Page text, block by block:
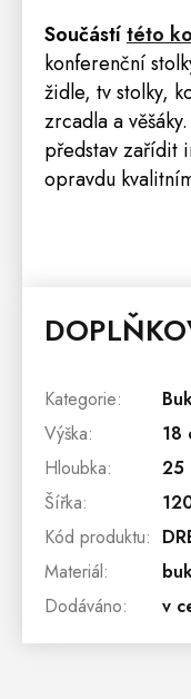
Součástítéto
konferenční
židle, tv stolky,
zrcadlaavěšáky.
představ zařídit
opravdu
Kategorie:
Výška:
18
Hloubka:
25
Šířka:
Kód produktu:
Materiál:
Dodáváno: v